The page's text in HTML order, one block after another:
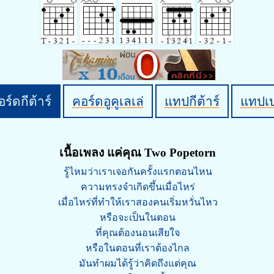
ร์ดกีต้าร์ คอร์ดอูคูเลเล่ แทปกีต้าร์ แทปเ
เนื้อเพลง แค่คุณ Two Popetorn
รู้ไหมว่าเราเจอกันครั้งแรกตอนไหน
ความทรงจำเกิดขึ้นเมื่อไหร่
เมื่อไหร่ที่ทำให้เราสองคนเริ่มหวั่นไหว
หรือจะเป็นในตอน
ที่คุณต้องนอนเสียใจ
หรือในตอนที่เราต้องไกล
มันทำผมได้รู้ว่าคิดถึงแต่คุณ